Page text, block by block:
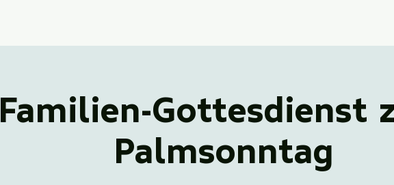
Familien-Gottesdienst
Palmsonntag